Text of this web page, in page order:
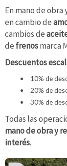
En mano de
en cambio de
cambios de
de frenosmarca
Descuentos
10% de
20% de
30% de
Todas las
mano de obra y
interés.